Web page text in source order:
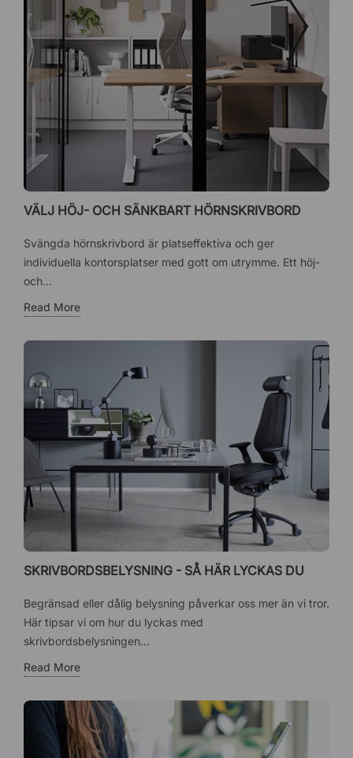
VÄLJ HÖJ- OCH SÄNKBART HÖRNSKRIVBORD
Svängda hörnskrivbord är platseffektiva och ger
individuella kontorsplatser med gott om utrymme. Ett höj-
och...
Read More
SKRIVBORDSBELYSNING - SÅ HÄR LYCKAS DU
Begränsad eller dålig belysning påverkar oss mer än vi tror.
Här tipsar vi om hur du lyckas med
skrivbordsbelysningen...
Read More